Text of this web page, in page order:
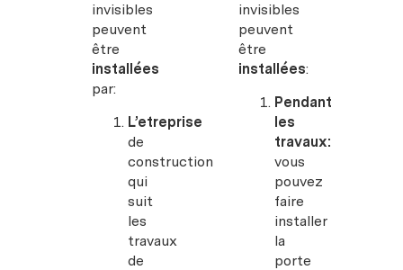
invisibles
peuvent
être
installées
par:
L’etreprise
de
construction
qui
suit
les
travaux
de
invisibles
peuvent
être
installées:
Pendant
les
travaux:
vous
pouvez
faire
installer
la
porte